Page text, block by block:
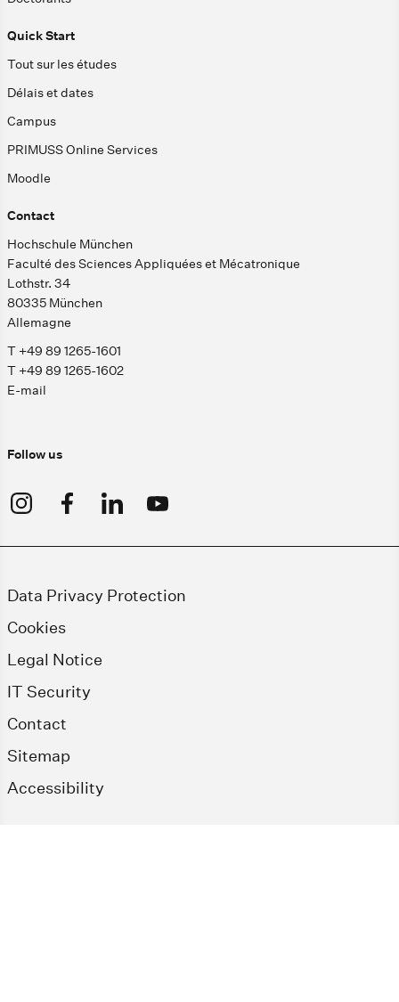
Quick Start
Tout sur les études
Délais et dates
Campus
PRIMUSS Online Services
Moodle
Contact
Hochschule München
Faculté des Sciences Appliquées et Mécatronique
Lothstr. 34
80335 München
Allemagne
T +49 89 1265-1601
T +49 89 1265-1602
E-mail
Follow us
Data Privacy Protection
Cookies
Legal Notice
IT Security
Contact
Sitemap
Accessibility